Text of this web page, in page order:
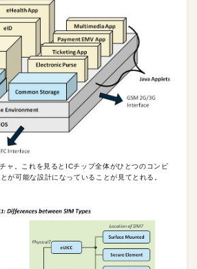
ャ。これを見るとICチップ全体がひとつのコンピ
が可能な設計になっていることが見てとれる。